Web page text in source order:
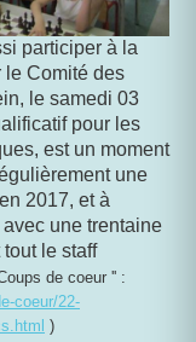
participer à la
le Comité des
le samedi 03
pour les
est un moment
une
2017, et à
une trentaine
le staff
de coeur '' :
coeur/22-
)